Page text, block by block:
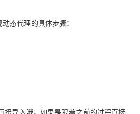
态代理的具体步骤：
接导入哦，如果是跟着之前的过程直接